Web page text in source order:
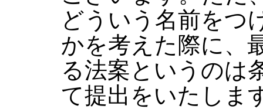
どういう名前をつ
かを考えた際に、
る法案というのは
て提出をいたしま